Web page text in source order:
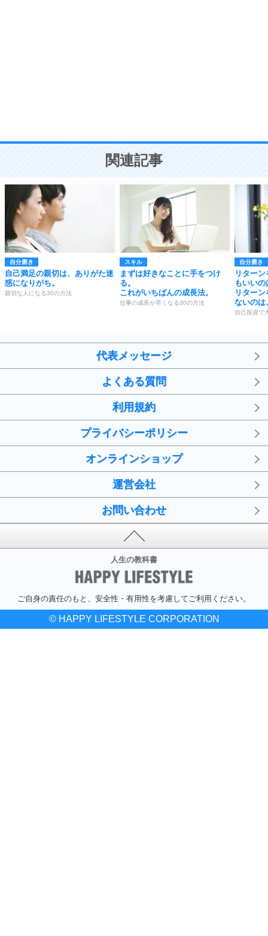
ことが大切。
関連記事
自分磨き
自己満足の親切は、ありがた迷
惑になりがち。
親切な人になる30の方法
スキル
まずは好きなことに手をつけ
る。
これがいちばんの成長法。
仕事の成長が早くなる30の方法
自分磨き
リター
もいい
リター
ないのは
自己投資で
代表メッセージ
よくある質問
利用規約
プライバシーポリシー
オンラインショップ
運営会社
お問い合わせ
人生の教科書
ご自身の責任のもと、安全性・有用性を考慮してご利用ください。
© HAPPY LIFESTYLE CORPORATION